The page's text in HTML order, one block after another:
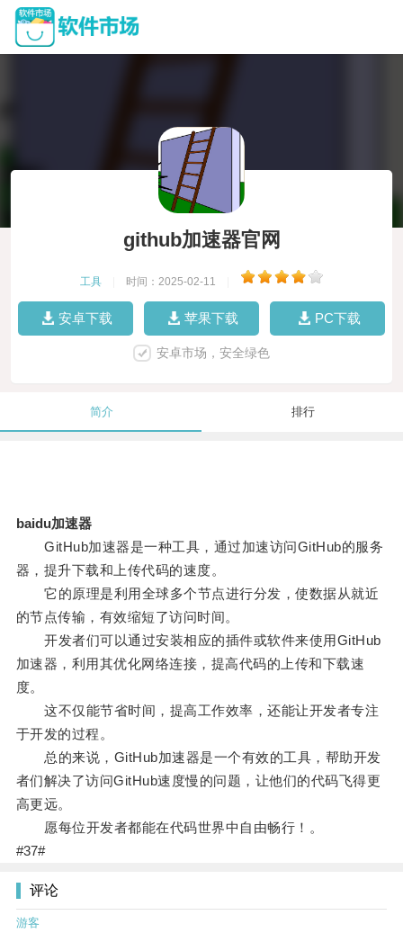
github加速器官网
工具 时间：2025-02-11
安卓下载 苹果下载 PC下载
安卓市场，安全绿色
简介 排行
baidu加速器
GitHub加速器是一种工具，通过加速访问GitHub的服务
器，提升下载和上传代码的速度。
它的原理是利用全球多个节点进行分发，使数据从就近
的节点传输，有效缩短了访问时间。
开发者们可以通过安装相应的插件或软件来使用GitHub
加速器，利用其优化网络连接，提高代码的上传和下载速
度。
这不仅能节省时间，提高工作效率，还能让开发者专注
于开发的过程。
总的来说，GitHub加速器是一个有效的工具，帮助开发
者们解决了访问GitHub速度慢的问题，让他们的代码飞得更
高更远。
愿每位开发者都能在代码世界中自由畅行！。
#37#
评论
游客